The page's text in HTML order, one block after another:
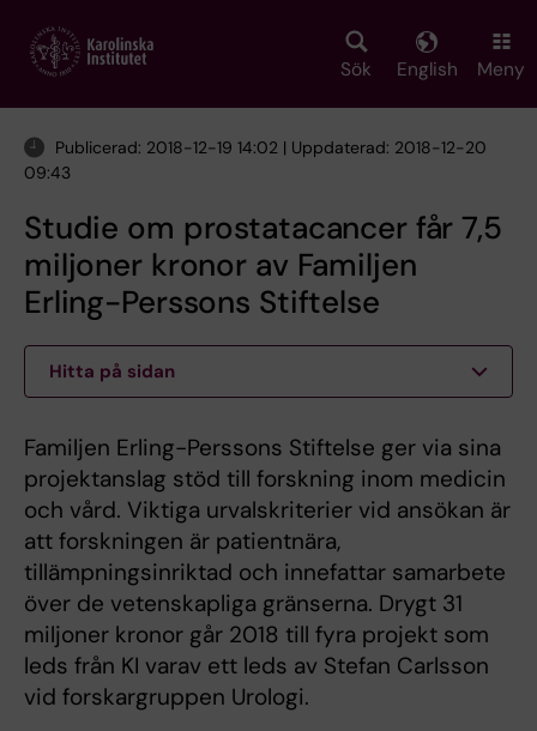
main
Sök English Meny
Publicerad: 2018-12-19 14:02 | Uppdaterad: 2018-12-20
09:43
Studie om prostatacancer får 7,5
miljoner kronor av Familjen
Erling-Perssons Stiftelse
Hitta på sidan
Familjen Erling-Perssons Stiftelse ger via sina
projektanslag stöd till forskning inom medicin
och vård. Viktiga urvalskriterier vid ansökan är
att forskningen är patientnära,
tillämpningsinriktad och innefattar samarbete
över de vetenskapliga gränserna. Drygt 31
miljoner kronor går 2018 till fyra projekt som
leds från KI varav ett leds av Stefan Carlsson
vid forskargruppen Urologi.